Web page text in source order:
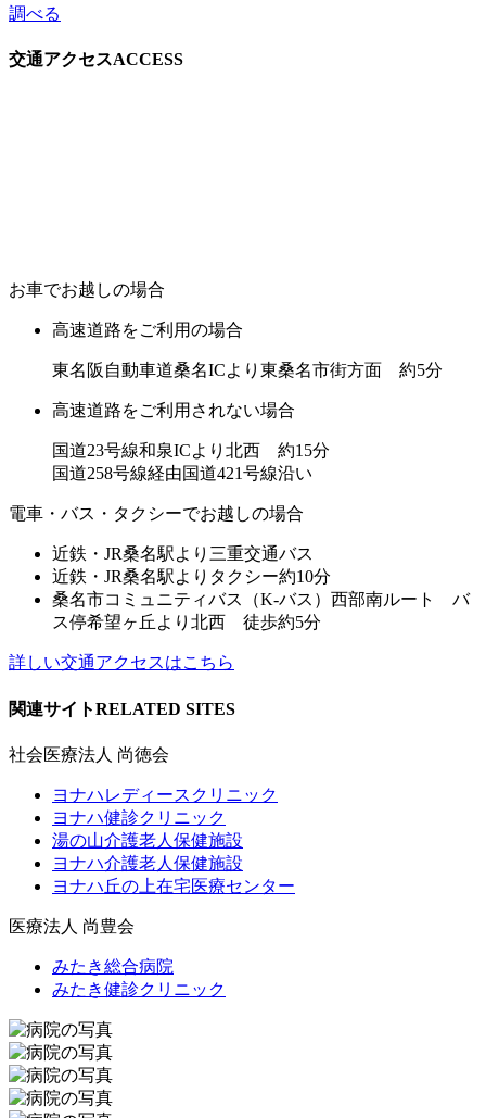
調べる
交通アクセスACCESS
お車でお越しの場合
高速道路をご利用の場合
東名阪自動車道桑名ICより東桑名市街方面 約5分
高速道路をご利用されない場合
国道23号線和泉ICより北西 約15分
国道258号線経由国道421号線沿い
電車・バス・タクシーでお越しの場合
近鉄・JR桑名駅より三重交通バス
近鉄・JR桑名駅よりタクシー約10分
桑名市コミュニティバス（K-バス）西部南ルート バ
ス停希望ヶ丘より北西 徒歩約5分
詳しい交通アクセスはこちら
関連サイトRELATED SITES
社会医療法人 尚徳会
ヨナハレディースクリニック
ヨナハ健診クリニック
湯の山介護老人保健施設
ヨナハ介護老人保健施設
ヨナハ丘の上在宅医療センター
医療法人 尚豊会
みたき総合病院
みたき健診クリニック